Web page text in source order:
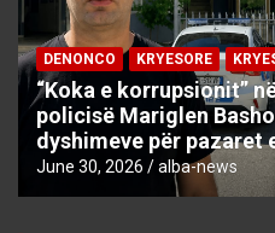
DENONCO KRYESORE
“Koka e korrupsionit”
policisë Mariglen
dyshimeve për pazaret
June 30, 2026 alba-news